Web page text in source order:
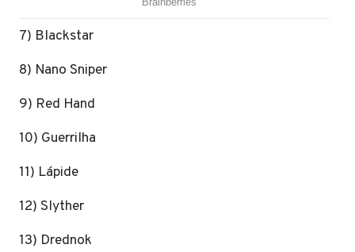
7) Blackstar
8) Nano Sniper
9) Red Hand
10) Guerrilha
11) Lápide
12) Slyther
13) Drednok